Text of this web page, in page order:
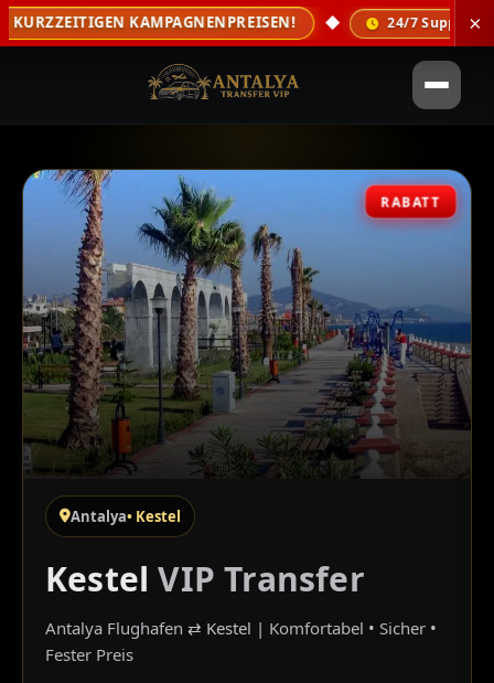
KAMPAGNENPREISEN! ◆ 24/7 Support & ×
RABATT
Antalya• Kestel
KestelVIP Transfer
Antalya Flughafen ⇄ Kestel | Komfortabel • Sicher •
Fester Preis